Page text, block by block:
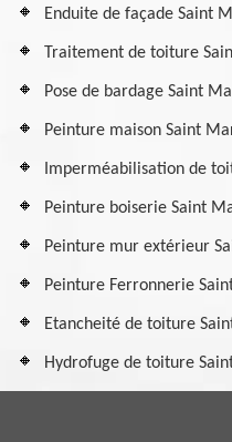
Enduite de façade Saint
Traitement de toiture
Pose de bardage Saint
Peinture maison Saint
Imperméabilisation de
Peinture boiserie Saint
Peinture mur extérieur
Peinture Ferronnerie
Etancheité de toiture
Hydrofuge de toiture